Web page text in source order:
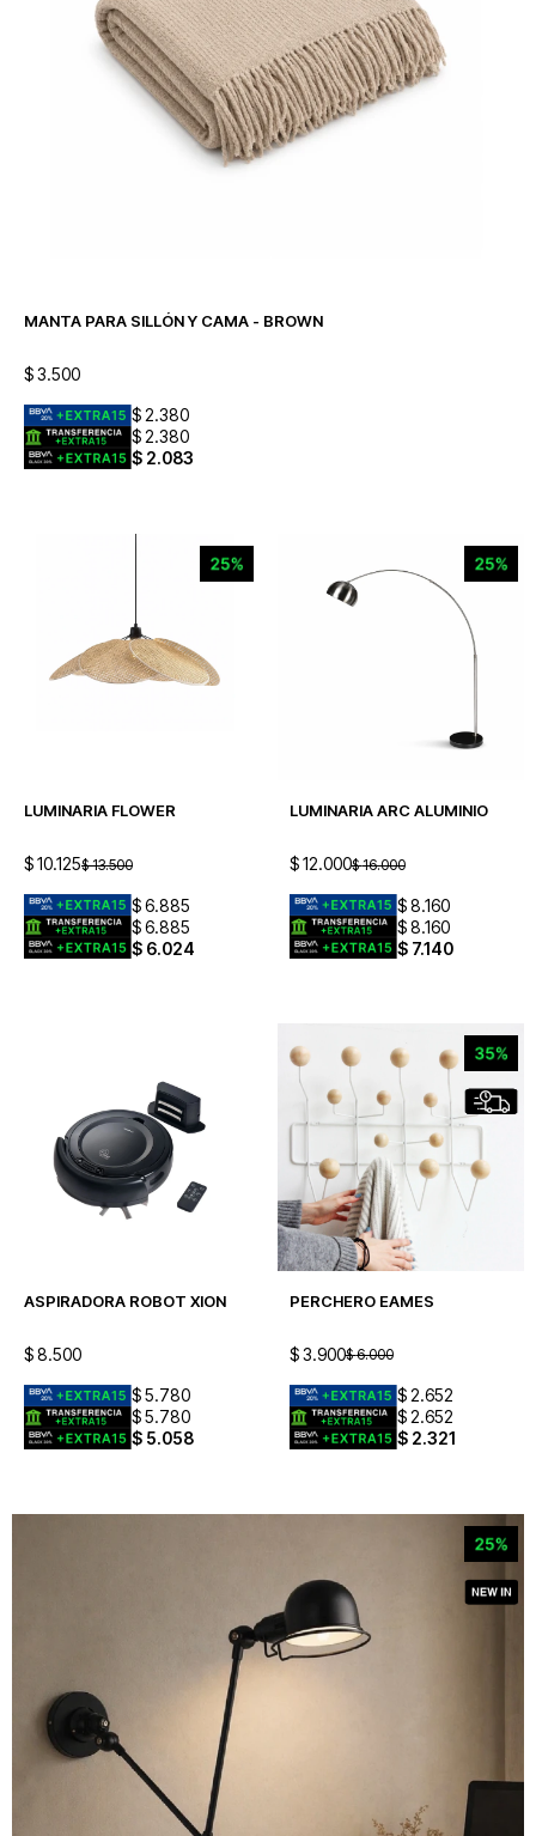
MANTA PARA SILLÓN Y CAMA - BROWN
$3.500
$ 2.380
$ 2.380
$ 2.083
LUMINARIA FLOWER
$10.125$ 13.500
$6.885
$6.885
$ 6.024
LUMINARIA ARC ALUMINIO
$ 12.000$ 16.000
$ 8.160
$ 8.160
$ 7.140
ASPIRADORA ROBOT XION
$8.500
$5.780
$5.780
$ 5.058
PERCHERO EAMES
$ 3.900$ 6.000
$ 2.652
$ 2.652
$ 2.321